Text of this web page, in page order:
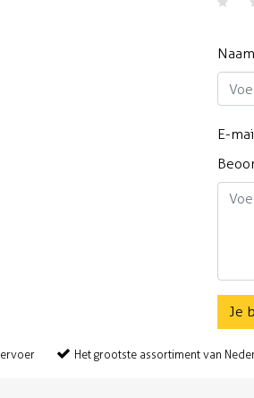
Naam
E-
Je
Het grootste assortiment van